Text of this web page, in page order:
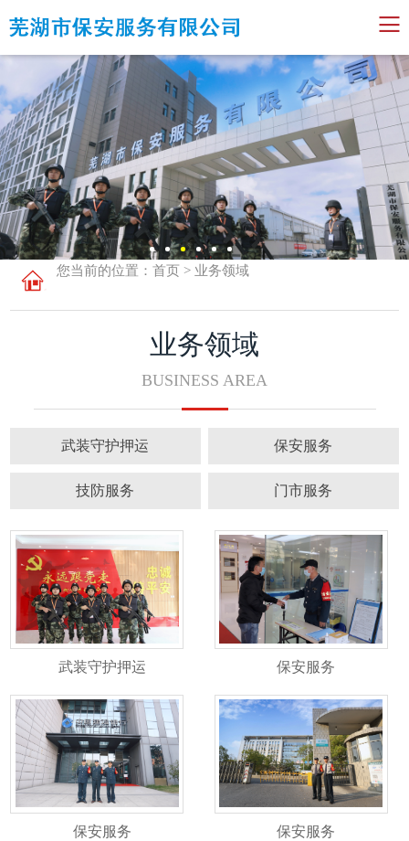
您当前的位置：​​​​首页 > 业务领域
业务领域
BUSINESS AREA
武装守护押运 保安服务
技防服务 门市服务
武装守护押运 保安服务
保安服务 保安服务